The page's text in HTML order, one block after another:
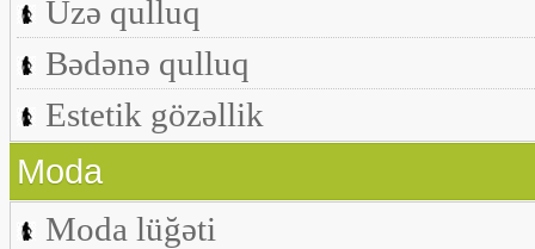
Üzə qulluq
Bədənə qulluq
Estetik gözəllik
Moda
Moda lüğəti